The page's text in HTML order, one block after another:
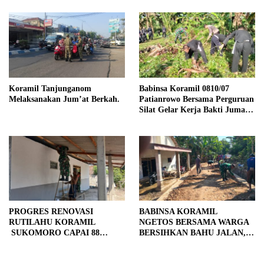
Koramil Tanjunganom
Melaksanakan Jum’at Berkah.
Babinsa Koramil 0810/07
Patianrowo Bersama Perguruan
Silat Gelar Kerja Bakti Jumat
PROGRES RENOVASI
RUTILAHU KORAMIL
SUKOMORO CAPAI 88
BABINSA KORAMIL
NGETOS BERSAMA WARGA
BERSIHKAN BAHU JALAN,